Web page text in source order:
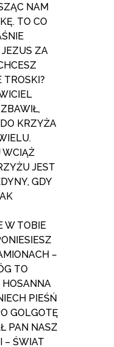
NAM
TO CO
ZA
TROSKI?
KRZYŻA
WCIĄŻ
JEST
GDY
W TOBIE
–
TO
HOSANNA
PIEŚŃ
GOLGOTĘ
PAN NASZ
– ŚWIAT